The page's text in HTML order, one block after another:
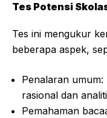
Tes Potensi
Tes ini mengukur
beberapa aspek,
Penalaran
rasional dan
Pemahaman